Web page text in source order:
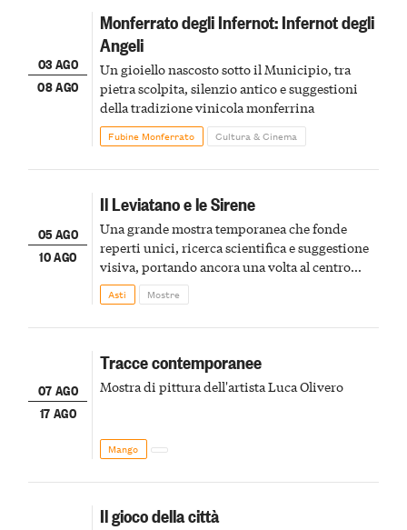
03 AGO
08 AGO
Monferrato degli Infernot: Infernot degli
Angeli
Un gioiello nascosto sotto il Municipio, tra
pietra scolpita, silenzio antico e suggestioni
della tradizione vinicola monferrina
Fubine Monferrato Cultura & Cinema
05 AGO
10 AGO
Il Leviatano e le Sirene
Una grande mostra temporanea che fonde
reperti unici, ricerca scientifica e suggestione
visiva, portando ancora una volta al centro
della scena le meraviglie del passato astigiano
Asti Mostre
07 AGO
17 AGO
Tracce contemporanee
Mostra di pittura dell'artista Luca Olivero
Mango
Il gioco della città